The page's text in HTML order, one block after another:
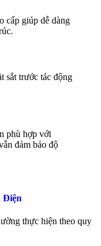
cấp giúp dễ dàng
sắt trước tác động
phù hợp với
đảm bảo độ
Điện
thực hiện theo quy